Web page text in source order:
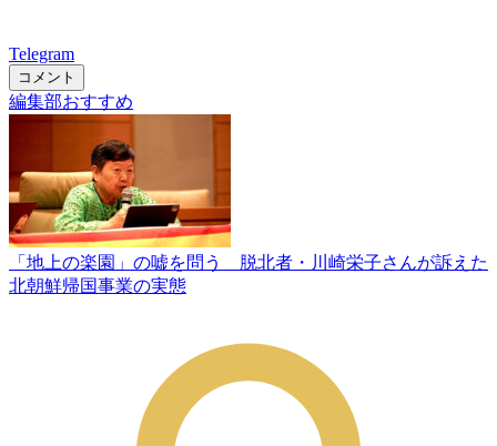
Telegram
コメント
編集部おすすめ
「地上の楽園」の嘘を問う 脱北者・川崎栄子さんが訴えた
北朝鮮帰国事業の実態